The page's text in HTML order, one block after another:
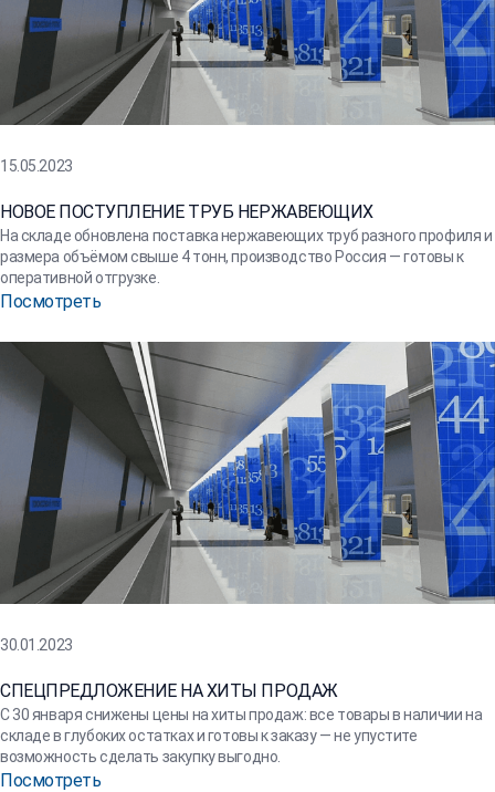
15.05.2023
НОВОЕ ПОСТУПЛЕНИЕ ТРУБ НЕРЖАВЕЮЩИХ
На складе обновлена поставка нержавеющих труб разного профиля и
размера объёмом свыше 4 тонн, производство Россия — готовы к
оперативной отгрузке.
Посмотреть
30.01.2023
СПЕЦПРЕДЛОЖЕНИЕ НА ХИТЫ ПРОДАЖ
С 30 января снижены цены на хиты продаж: все товары в наличии на
складе в глубоких остатках и готовы к заказу — не упустите
возможность сделать закупку выгодно.
Посмотреть